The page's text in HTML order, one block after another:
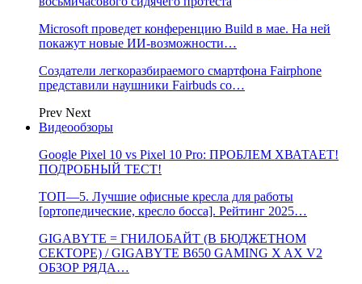
Microsoft проведет конференцию Build в мае. На ней
покажут новые ИИ-возможности…
Создатели легкоразбираемого смартфона Fairphone
представили наушники Fairbuds со…
Prev Next
Видеообзоры
Google Pixel 10 vs Pixel 10 Pro: ПРОБЛЕМ ХВАТАЕТ!
ПОДРОБНЫЙ ТЕСТ!
ТОП—5. Лучшие офисные кресла для работы
[ортопедические, кресло босса]. Рейтинг 2025…
GIGABYTE = ГНИЛОБАЙТ (В БЮДЖЕТНОМ
СЕКТОРЕ) / GIGABYTE B650 GAMING X AX V2
ОБЗОР РЯДА…